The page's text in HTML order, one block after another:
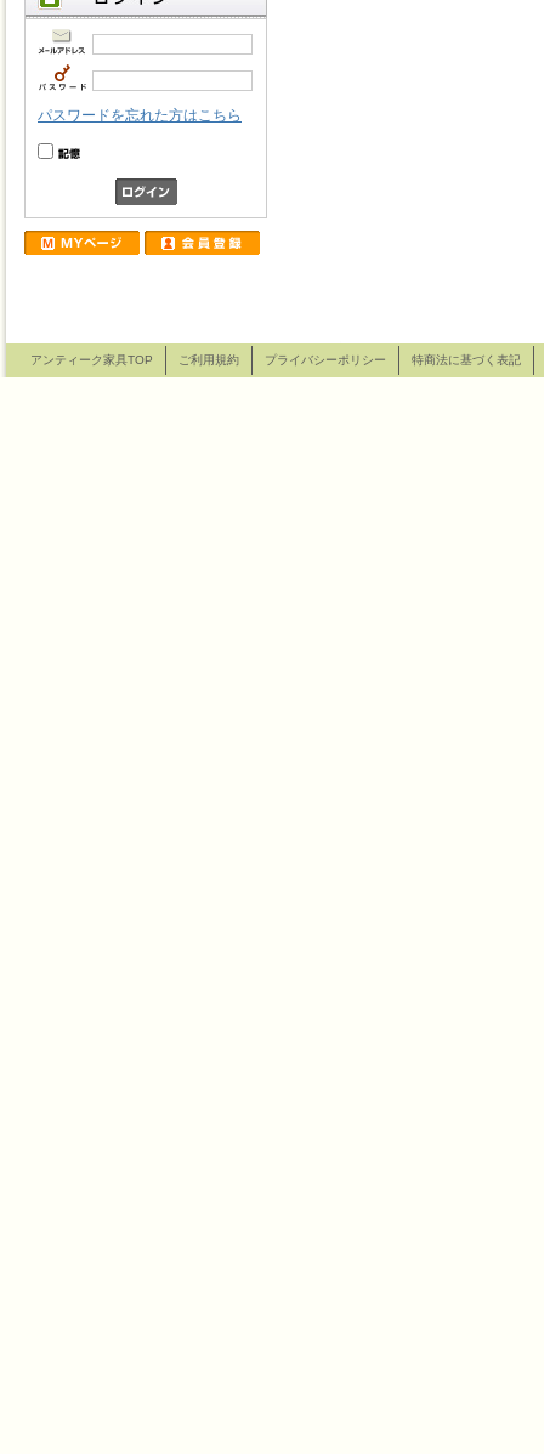
パスワードを忘れた方はこちら
アンティーク家具TOP ご利用規約 プライバシーポリシー 特商法に基づく表記